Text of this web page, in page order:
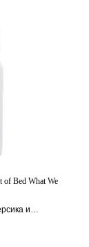
of Bed What We
и
и турецкая